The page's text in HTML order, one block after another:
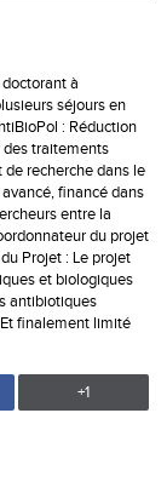
doctorant à
séjours en
: Réduction
des traitements
recherche dans le
financé dans
entre la
du projet
Projet : Le projet
et biologiques
antibiotiques
finalement limité
+1